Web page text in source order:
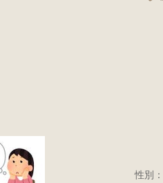
性別：